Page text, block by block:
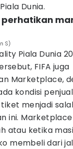
Dunia.
perhatikan
S)
Piala Dunia
FIFA juga
Marketplace,
kondisi
menjadi
ini.
atau ketika
membeli dari